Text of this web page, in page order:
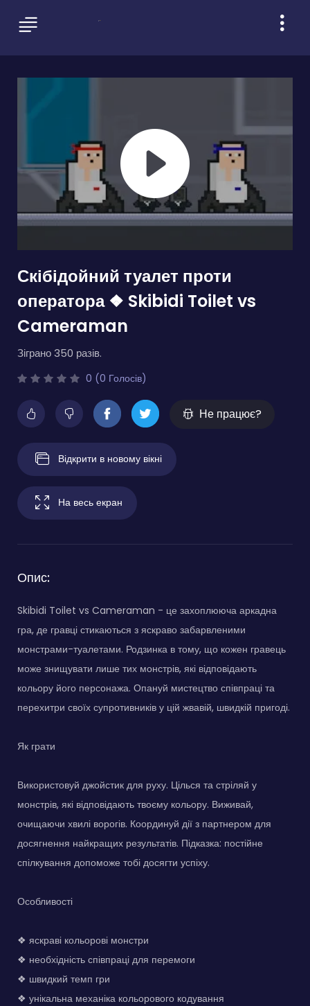
Скібідойний туалет проти
оператора ❖ Skibidi Toilet vs
Cameraman
Зіграно 350 разів.
0 (0 Голосів)
Не працює?
Відкрити в новому вікні
На весь екран
Опис:
Skibidi Toilet vs Cameraman - це захоплююча аркадна
гра, де гравці стикаються з яскраво забарвленими
монстрами-туалетами. Родзинка в тому, що кожен гравець
може знищувати лише тих монстрів, які відповідають
кольору його персонажа. Опануй мистецтво співпраці та
перехитри своїх супротивників у цій жвавій, швидкій пригоді.
Як грати
Використовуй джойстик для руху. Цілься та стріляй у
монстрів, які відповідають твоєму кольору. Виживай,
очищаючи хвилі ворогів. Координуй дії з партнером для
досягнення найкращих результатів. Підказка: постійне
спілкування допоможе тобі досягти успіху.
Особливості
❖ яскраві кольорові монстри
❖ необхідність співпраці для перемоги
❖ швидкий темп гри
❖ унікальна механіка кольорового кодування